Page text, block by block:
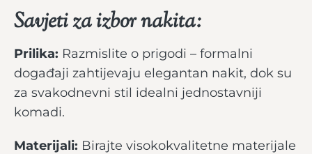
Savjeti za izbor nakita:
Prilika: Razmislite o prigodi – formalni
događaji zahtijevaju elegantan nakit, dok su
za svakodnevni stil idealni jednostavniji
komadi.
Materijali: Birajte visokokvalitetne materijale